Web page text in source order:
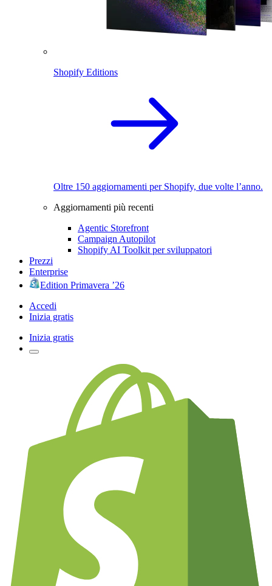
Shopify Editions
Oltre 150 aggiornamenti per Shopify, due volte l’anno.
Aggiornamenti più recenti
Agentic Storefront
Campaign Autopilot
Shopify AI Toolkit per sviluppatori
Prezzi
Enterprise
Edition Primavera ’26
Accedi
Inizia gratis
Inizia gratis